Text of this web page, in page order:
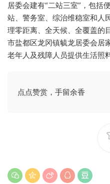
居委会建有“二站三室”，包括
站、警务室、综治维稳室和人
理零距离、全天候、全覆盖的
市盐都区龙冈镇毓龙居委会居
老年人及残障人员提供生活照
点点赞赏，手留余香